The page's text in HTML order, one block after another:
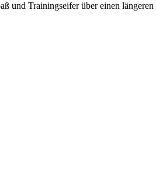
und Trainingseifer über einen